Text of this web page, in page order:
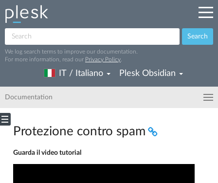
Search
We log search terms to improve our documentation.
For more information, read our Privacy Policy
IT / Italiano Plesk Obsidian
Documentation
Protezione contro spam
Guarda il video tutorial